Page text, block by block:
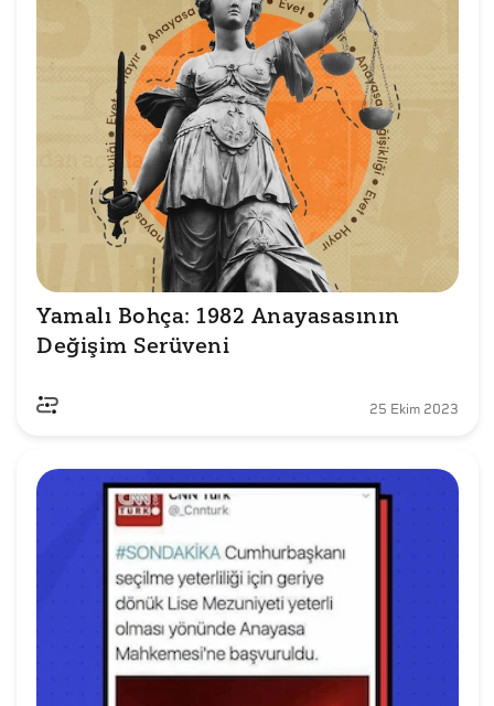
Yamalı Bohça: 1982 Anayasasının
Değişim Serüveni
25 Ekim 2023